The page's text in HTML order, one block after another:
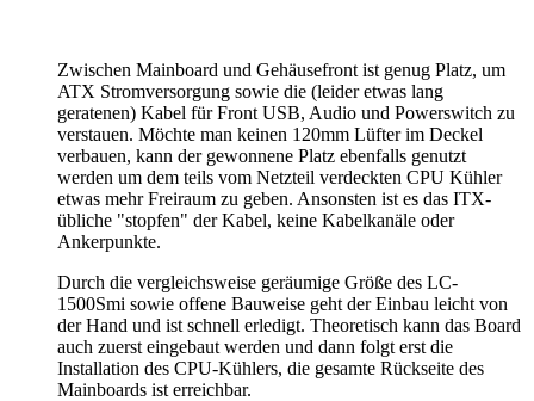
Zwischen Mainboard und Gehäusefront ist genug Platz, um
ATX Stromversorgung sowie die (leider etwas lang
geratenen) Kabel für Front USB, Audio und Powerswitch zu
verstauen. Möchte man keinen 120mm Lüfter im Deckel
verbauen, kann der gewonnene Platz ebenfalls genutzt
werden um dem teils vom Netzteil verdeckten CPU Kühler
etwas mehr Freiraum zu geben. Ansonsten ist es das ITX-
übliche "stopfen" der Kabel, keine Kabelkanäle oder
Ankerpunkte.
Durch die vergleichsweise geräumige Größe des LC-
1500Smi sowie offene Bauweise geht der Einbau leicht von
der Hand und ist schnell erledigt. Theoretisch kann das Board
auch zuerst eingebaut werden und dann folgt erst die
Installation des CPU-Kühlers, die gesamte Rückseite des
Mainboards ist erreichbar.